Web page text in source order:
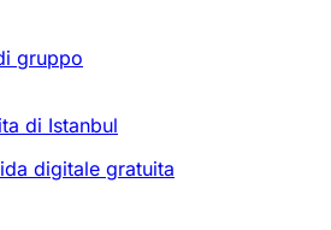
gruppo
di Istanbul
digitale gratuita